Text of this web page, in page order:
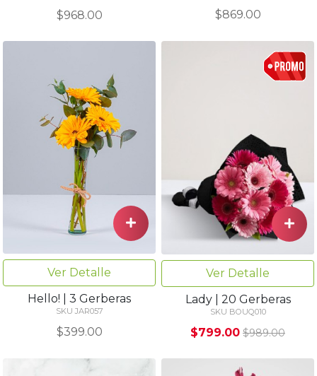
$968.00 $869.00
Ver Detalle
Hello! | 3 Gerberas
SKU JAR057
$399.00
Ver Detalle
Lady | 20 Gerberas
SKU BOUQ010
$799.00 $989.00